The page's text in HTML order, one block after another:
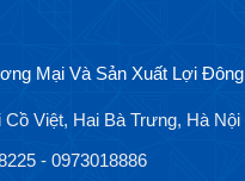
Mại Và Sản Xuất Lợi Đông
Cồ Việt, Hai Bà Trưng, Hà Nội
- 0973018886